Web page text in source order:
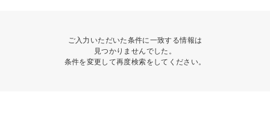
ご入力いただいた条件に一致する情報は
見つかりませんでした。
条件を変更して再度検索をしてください。